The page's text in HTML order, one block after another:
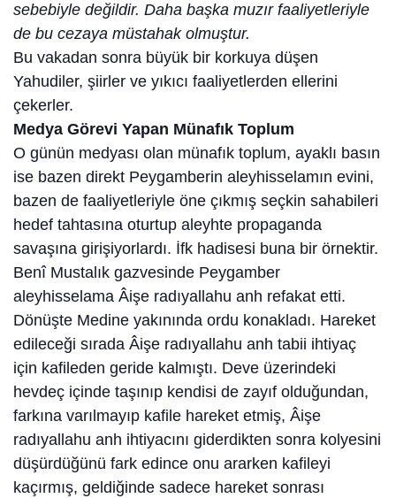
sebebiyle değildir. Daha başka muzır faaliyetleriyle
de bu cezaya müstahak olmuştur.
Bu vakadan sonra büyük bir korkuya düşen
Yahudiler, şiirler ve yıkıcı faaliyetlerden ellerini
çekerler.
Medya Görevi Yapan Münafık Toplum
O günün medyası olan münafık toplum, ayaklı basın
ise bazen direkt Peygamberin aleyhisselamın evini,
bazen de faaliyetleriyle öne çıkmış seçkin sahabileri
hedef tahtasına oturtup aleyhte propaganda
savaşına girişiyorlardı. İfk hadisesi buna bir örnektir.
Benî Mustalık gazvesinde Peygamber
aleyhisselama Âişe radıyallahu anh refakat etti.
Dönüşte Medine yakınında ordu konakladı. Hareket
edileceği sırada Âişe radıyallahu anh tabii ihtiyaç
için kafileden geride kalmıştı. Deve üzerindeki
hevdeç içinde taşınıp kendisi de zayıf olduğundan,
farkına varılmayıp kafile hareket etmiş, Âişe
radıyallahu anh ihtiyacını giderdikten sonra kolyesini
düşürdüğünü fark edince onu ararken kafileyi
kaçırmış, geldiğinde sadece hareket sonrası